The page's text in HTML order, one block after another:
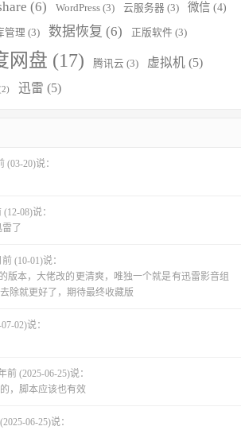
(6) WordPress (3) 云服务器 (3) 微信 (4)
管理 (3) 数据恢复 (6) 正版软件 (3)
网盘 (17) 腾讯云 (3) 虚拟机 (5)
迅雷 (5)
(03-20)说：
08)说：
了
(10-01)说：
版本，大佬改的更清爽，唯独一个就是有迅雷影音组
除就更好了，期待最终收藏版
02)说：
前 (2025-06-25)说：
，脚本应该也有效
06-25)说：